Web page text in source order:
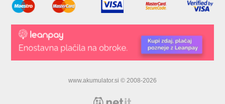
www.akumulator.si © 2008-2026